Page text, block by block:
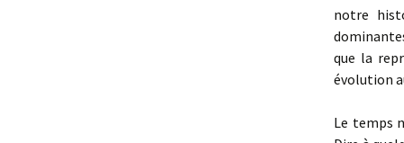
notre
que la
évolution
Le temps